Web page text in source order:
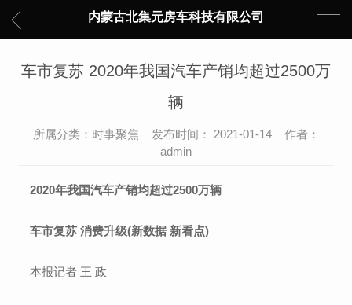
内蒙古北集元房车科技有限公司
车市复苏 2020年我国汽车产销均超过2500万
辆
所属分类：时事聚焦 发布时间： 2021-01-14 作者：
admin
2020年我国汽车产销均超过2500万辆
车市复苏 消费升级(新数据 新看点)
本报记者 王 政